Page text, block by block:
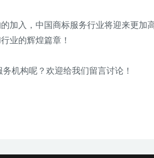
加入，中国商标服务行业将迎来更加
业的辉煌篇章！
机构呢？欢迎给我们留言讨论！